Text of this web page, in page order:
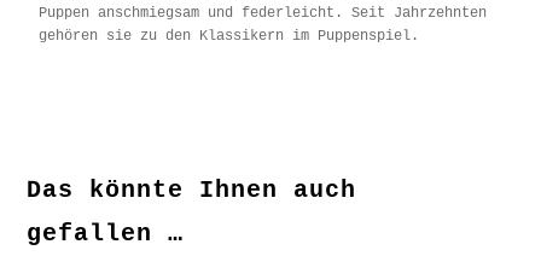
Puppen anschmiegsam und federleicht. Seit Jahrzehnten
gehören sie zu den Klassikern im Puppenspiel.
Das könnte Ihnen auch
gefallen …